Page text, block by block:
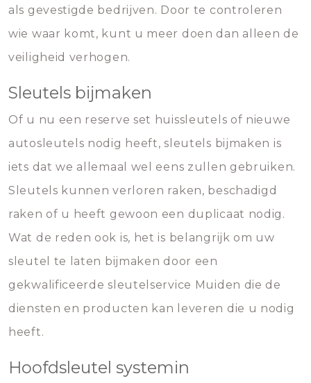
als gevestigde bedrijven. Door te controleren
wie waar komt, kunt u meer doen dan alleen de
veiligheid verhogen.
Sleutels bijmaken
Of u nu een reserve set huissleutels of nieuwe
autosleutels nodig heeft, sleutels bijmaken is
iets dat we allemaal wel eens zullen gebruiken.
Sleutels kunnen verloren raken, beschadigd
raken of u heeft gewoon een duplicaat nodig.
Wat de reden ook is, het is belangrijk om uw
sleutel te laten bijmaken door een
gekwalificeerde sleutelservice Muiden die de
diensten en producten kan leveren die u nodig
heeft.
Hoofdsleutel systemin